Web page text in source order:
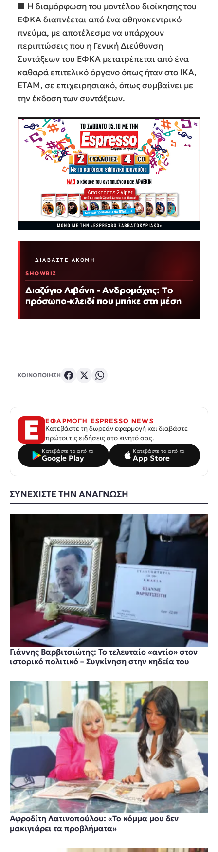
■ Η διαμόρφωση του μοντέλου διοίκησης του
ΕΦΚΑ διαπνέεται από ένα αθηνοκεντρικό
πνεύμα, με αποτέλεσμα να υπάρχουν
περιπτώσεις που η Γενική Διεύθυνση
Συντάξεων του ΕΦΚΑ μετατρέπεται από ένα
καθαρά επιτελικό όργανο όπως ήταν στο ΙΚΑ,
ΕΤΑΜ, σε επιχειρησιακό, όπως συμβαίνει με
την έκδοση των συντάξεων.
ΔΙΑΒΆΣΤΕ ΑΚΌΜΗ
SHOWBIZ
Διαζύγιο Λιβάνη - Ανδρομάχης: Το
πρόσωπο-κλειδί που μπήκε στη μέση
ΚΟΙΝΟΠΟΙΗΣΗ
ΕΦΑΡΜΟΓΗ ESPRESSO NEWS
Κατεβάστε τη δωρεάν εφαρμογή και διαβάστε
πρώτοι τις ειδήσεις στο κινητό σας.
Κατεβάστε το από το
Google Play
Κατεβάστε το από το
App Store
ΣΥΝΕΧΙΣΤΕ ΤΗΝ ΑΝΑΓΝΩΣΗ
Γιάννης Βαρβιτσιώτης: Το τελευταίο «αντίο» στον
ιστορικό πολιτικό – Συγκίνηση στην κηδεία του
Αφροδίτη Λατινοπούλου: «Το κόμμα μου δεν
μακιγιάρει τα προβλήματα»